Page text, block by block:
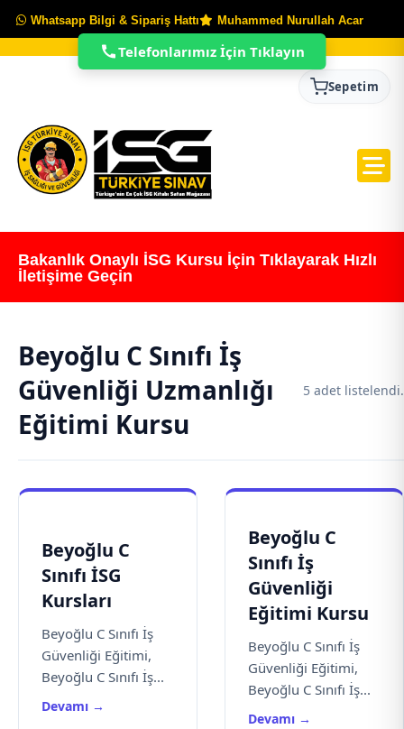
Whatsapp Bilgi & Sipariş Hattı Muhammed Nurullah Acar
Sepetim
Bakanlık Onaylı İSG Kursu İçin Tıklayarak Hızlı
İletişime Geçin
Beyoğlu C Sınıfı İş
Güvenliği Uzmanlığı
Eğitimi Kursu
5 adet listelendi.
Beyoğlu C
Sınıfı İSG
Kursları
Beyoğlu C Sınıfı İş
Güvenliği Eğitimi,
Beyoğlu C Sınıfı İş...
Devamı →
Beyoğlu C
Sınıfı İş
Güvenliği
Eğitimi Kursu
Beyoğlu C Sınıfı İş
Güvenliği Eğitimi,
Beyoğlu C Sınıfı İş...
Devamı →
Telefonlarımız İçin Tıklayın